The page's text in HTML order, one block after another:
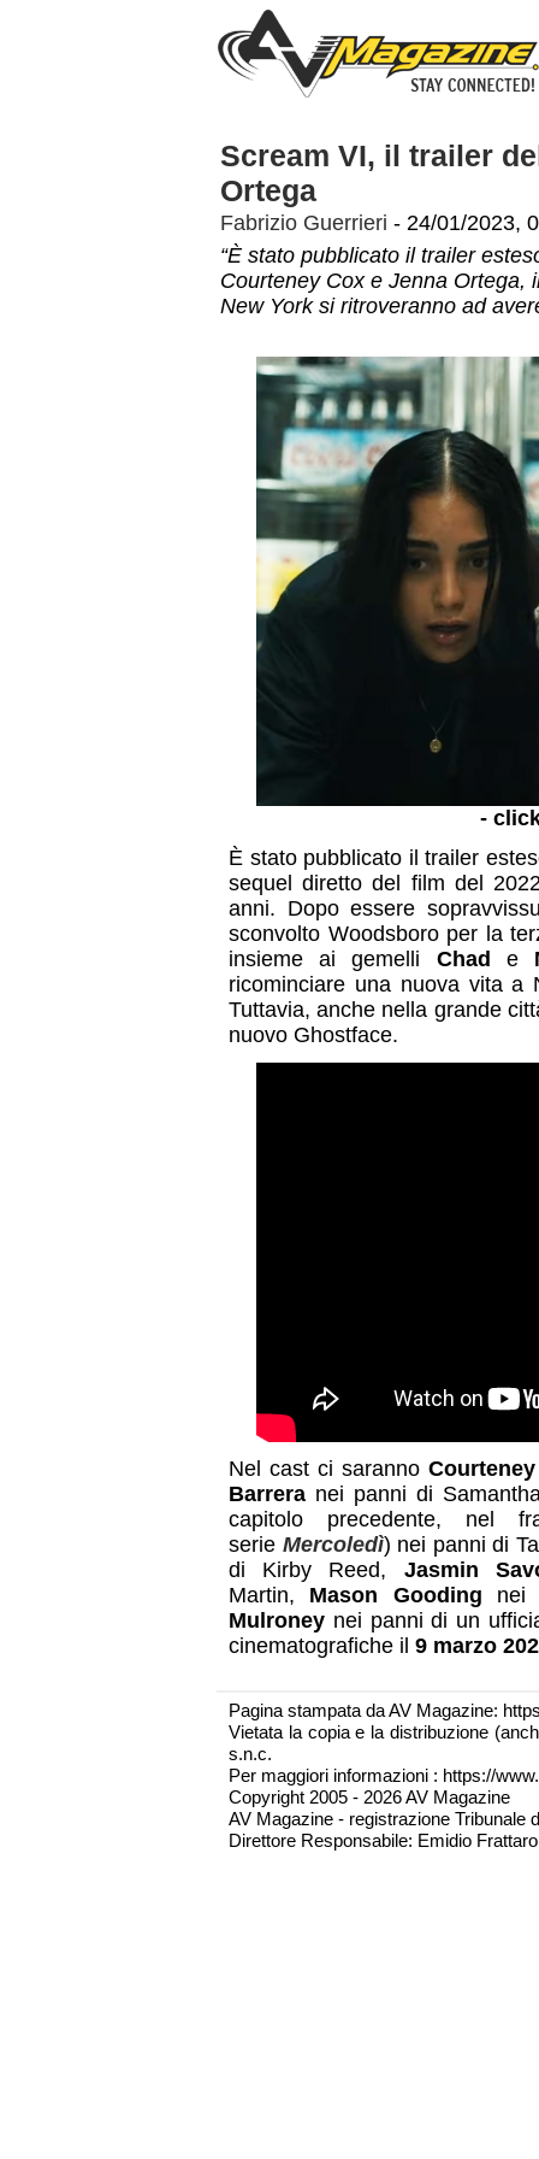
Scream VI, il trailer
Ortega
Fabrizio Guerrieri - 24/01/2023,
“È stato pubblicato il trailer
Courteney Cox e Jenna Ortega,
New York si ritroveranno ad
-
È stato pubblicato il trailer
sequel diretto del film del
anni. Dopo essere
sconvolto Woodsboro per la
insieme ai gemelli Chad e
ricominciare una nuova vita a
Tuttavia, anche nella grande
nuovo Ghostface.
Nel cast ci saranno
Barrera nei panni di
capitolo precedente, nel
serie Mercoledì) nei panni di
di Kirby Reed, Jasmin
Martin, Mason Gooding nei
Mulroney nei panni di un
cinematografiche il 9 marzo
Pagina stampata da AV Magazine:
Vietata la copia e la distribuzione
s.n.c.
Per maggiori informazioni : https://
Copyright 2005 - 2026 AV Magazine
AV Magazine - registrazione Tribunale
Direttore Responsabile: Emidio